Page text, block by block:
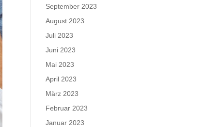
September 2023
August 2023
Juli 2023
Juni 2023
Mai 2023
April 2023
März 2023
Februar 2023
Januar 2023